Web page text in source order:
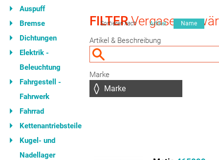
Auspuff
Bremse
Dichtungen
Elektrik -
Beleuchtung
Fahrgestell -
Fahrwerk
Fahrrad
Kettenantriebsteile
Kugel- und
Nadellager
FILTER
Sortieren nach Artikel Name
Artikel & Beschreibung
Marke